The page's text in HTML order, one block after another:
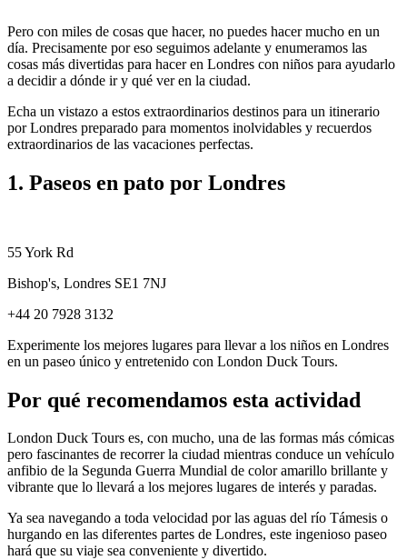
Pero con miles de cosas que hacer, no puedes hacer mucho en un
día. Precisamente por eso seguimos adelante y enumeramos las
cosas más divertidas para hacer en Londres con niños para ayudarlo
a decidir a dónde ir y qué ver en la ciudad.
Echa un vistazo a estos extraordinarios destinos para un itinerario
por Londres preparado para momentos inolvidables y recuerdos
extraordinarios de las vacaciones perfectas.
1. Paseos en pato por Londres
55 York Rd
Bishop's, Londres SE1 7NJ
+44 20 7928 3132
Experimente los mejores lugares para llevar a los niños en Londres
en un paseo único y entretenido con London Duck Tours.
Por qué recomendamos esta actividad
London Duck Tours es, con mucho, una de las formas más cómicas
pero fascinantes de recorrer la ciudad mientras conduce un vehículo
anfibio de la Segunda Guerra Mundial de color amarillo brillante y
vibrante que lo llevará a los mejores lugares de interés y paradas.
Ya sea navegando a toda velocidad por las aguas del río Támesis o
hurgando en las diferentes partes de Londres, este ingenioso paseo
hará que su viaje sea conveniente y divertido.